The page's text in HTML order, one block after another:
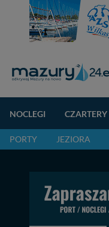
NOCLEGI CZARTERY
PORTY JEZIORA